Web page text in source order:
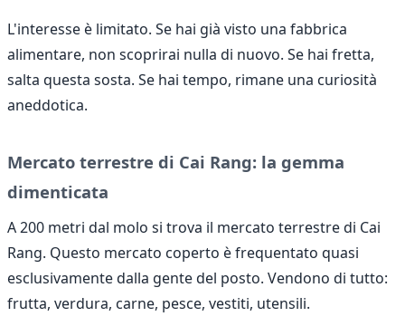
L'interesse è limitato. Se hai già visto una fabbrica
alimentare, non scoprirai nulla di nuovo. Se hai fretta,
salta questa sosta. Se hai tempo, rimane una curiosità
aneddotica.
Mercato terrestre di Cai Rang: la gemma
dimenticata
A 200 metri dal molo si trova il mercato terrestre di Cai
Rang. Questo mercato coperto è frequentato quasi
esclusivamente dalla gente del posto. Vendono di tutto:
frutta, verdura, carne, pesce, vestiti, utensili.